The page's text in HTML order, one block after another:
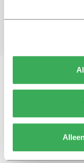
Vragen,
© 2026 -Over ons